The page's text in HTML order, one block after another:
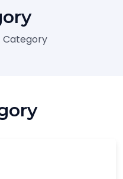
Category